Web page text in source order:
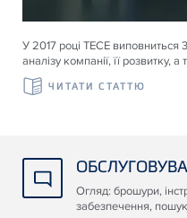
У 2017 році ТЕСЕ виповниться
аналізу компанії, її розвитку,
ЧИТАТИ СТАТТЮ
Огляд: брошури,
забезпечення,